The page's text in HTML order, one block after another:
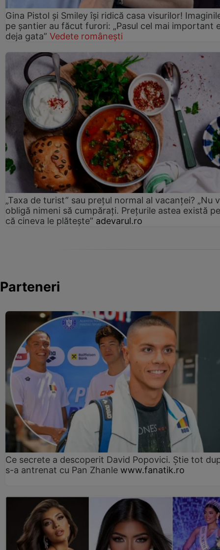
Gina Pistol și Smiley își ridică casa visurilor!
pe șantier au făcut furori: „Pasul cel mai important
deja gata” Vedete românești
„Taxa de turist” sau prețul normal al vacanței? „Nu
obligă nimeni să cumpărați. Prețurile astea există
că cineva le plătește” adevarul.ro
Parteneri
Ce secrete a descoperit David Popovici. Știe tot
s-a antrenat cu Pan Zhanle www.fanatik.ro